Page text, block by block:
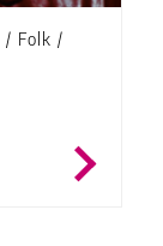
/ Folk /